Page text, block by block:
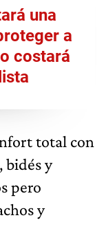
una
a
costará
total con
bidés y
pero
y